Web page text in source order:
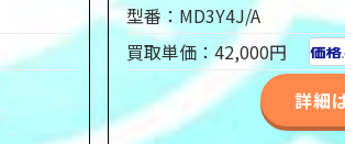
型番：MD3Y4J/A
買取単価：42,000円
詳細